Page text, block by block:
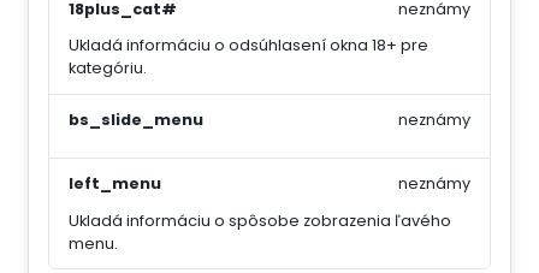
18plus_cat#
Ukladá informáciu o odsúhlasení okna 18+ pre
kategóriu.
neznámy
bs_slide_menu neznámy
left_menu
Ukladá informáciu o spôsobe zobrazenia ľavého
menu.
neznámy